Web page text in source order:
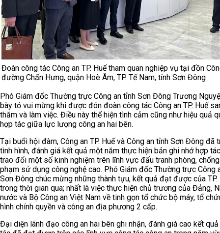
Đoàn công tác Công an TP. Huế tham quan nghiệp vụ tại đồn
đường Chấn Hưng, quận Hoè Âm, TP. Tế Nam, tỉnh Sơn Đông
Phó Giám đốc Thường trực Công an tỉnh Sơn Đông Trương
bày tỏ vui mừng khi được đón đoàn công tác Công an TP. Huế
thăm và làm việc. Điều này thể hiện tình cảm cũng như hiệu quả
hợp tác giữa lực lượng công an hai bên.
Tại buổi hội đàm, Công an TP. Huế và Công an tỉnh Sơn Đông đã
tình hình, đánh giá kết quả một năm thực hiện bản ghi nhớ hợp
trao đổi một số kinh nghiệm trên lĩnh vực đấu tranh phòng,
phạm sử dụng công nghệ cao. Phó Giám đốc Thường trực Công
Sơn Đông chúc mừng những thành tựu, kết quả đạt được của TP.
trong thời gian qua; nhất là việc thực hiện chủ trương của Đảng,
nước và Bộ Công an Việt Nam về tinh gọn tổ chức bộ máy, tổ
hình chính quyền và công an địa phương 2 cấp.
Đại diện lãnh đạo công an hai bên ghi nhận, đánh giá cao kết